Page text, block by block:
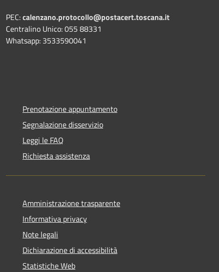
PEC:calenzano.protocollo@postacert.toscana.it
Centralino Unico: 055 88331
Whatsapp: 3533590041
Prenotazione appuntamento
Segnalazione disservizio
Leggi le FAQ
Richiesta assistenza
Amministrazione trasparente
Informativa privacy
Note legali
Dichiarazione di accessibilità
Statistiche Web